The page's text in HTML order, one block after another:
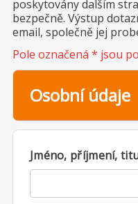
Kontakt
poskytovány dalším
bezpečně. Výstup
email, společně jej
Pole označená * jsou
Osobní údaje
Jméno, příjmení,